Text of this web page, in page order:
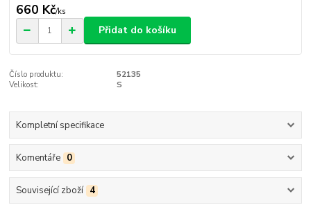
660 Kč/ks
Přidat do košíku
Číslo produktu:
52135
Velikost:
S
Kompletní specifikace
Komentáře 0
Související zboží 4